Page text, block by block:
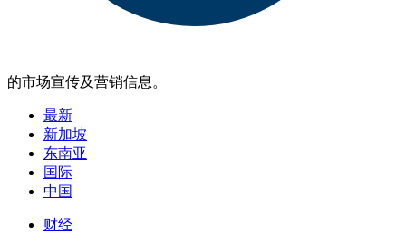
的市场宣传及营销信息。
最新
新加坡
东南亚
国际
中国
财经